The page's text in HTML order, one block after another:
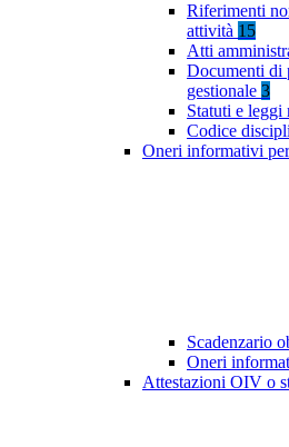
Riferimenti
attività 15
Atti
Documenti di
gestionale 3
Statuti e leggi
Codice
Oneri informativi
Scadenzario
Oneri
Attestazioni OIV o